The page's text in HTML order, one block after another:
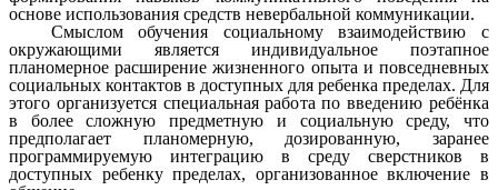
основе использования средств невербальной коммуникации.
Смыслом обучения социальному взаимодействию с
окружающими является индивидуальное поэтапное
планомерное расширение жизненного опыта и повседневных
социальных контактов в доступных для ребенка пределах. Для
этого организуется специальная работа по введению ребёнка
в более сложную предметную и социальную среду, что
предполагает планомерную, дозированную, заранее
программируемую интеграцию в среду сверстников в
доступных ребенку пределах, организованное включение в